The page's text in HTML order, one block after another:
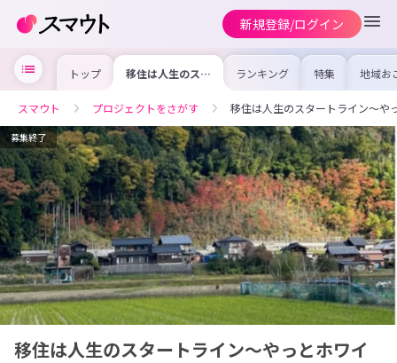
新規登録/ログイン
トップ 移住は人生のスタ
ートライン〜やっ
が埋まった〜 滋
賀大学生の移住者
レポート（３）
ランキング 特集 地域お
の求
を集め
事内容
を比較
合った
けよう
スマウト プロジェクトをさがす 移住は人生のスタートライン〜
募集終了
移住は人生のスタートライン〜やっとホワイ